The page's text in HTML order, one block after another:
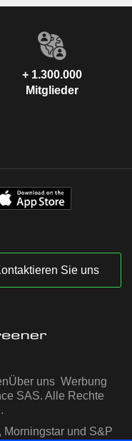
+ 1.300.000
Mitglieder
Sie uns
Über uns Werbung
SAS. Alle Rechte
Morningstar und S&P